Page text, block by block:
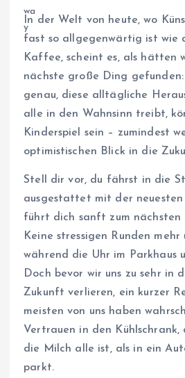
In der Welt von heute, wo
fast so allgegenwärtig ist wie
Kaffee, scheint es, als hätten
nächste große Ding gefunden:
genau, diese alltägliche
alle in den Wahnsinn treibt,
Kinderspiel sein – zumindest
optimistischen Blick in die
Stell dir vor, du fährst in die
ausgestattet mit der neuesten
führt dich sanft zum
Keine stressigen Runden mehr
während die Uhr im Parkhaus
Doch bevor wir uns zu sehr in
Zukunft verlieren, ein kurzer
meisten von uns haben
Vertrauen in den Kühlschrank,
die Milch alle ist, als in ein
parkt.